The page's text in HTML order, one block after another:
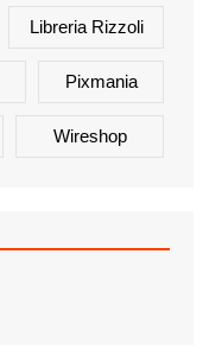
Libreria Rizzoli
Pixmania
Wireshop